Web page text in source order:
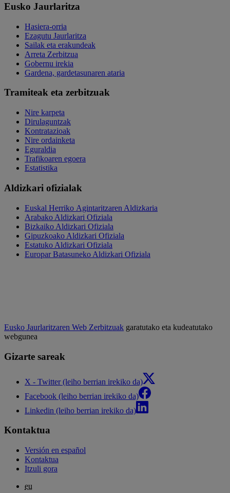
Eusko Jaurlaritza
Hasiera-orria
Ezagutu Jaurlaritza
Sailak eta erakundeak
Arreta Zerbitzua
Gobernu irekia
Gardena, gardetasunaren ataria
Tramiteak eta zerbitzuak
Nire karpeta
Dirulaguntzak
Kontratazioak
Nire ordainketa
Eguraldia
Trafikoaren egoera
Estatistika
Aldizkari ofizialak
Euskal Herriko Agintaritzaren Aldizkaria
Arabako Aldizkari Ofiziala
Bizkaiko Aldizkari Ofiziala
Gipuzkoako Aldizkari Ofiziala
Estatuko Aldizkari Ofiziala
Europar Batasuneko Aldizkari Ofiziala
Eusko Jaurlaritzaren Web Zerbitzuak garatutako eta kudeatutako
webgunea
Gizarte sareak
X - Twitter (leiho berrian irekiko da)
Facebook (leiho berrian irekiko da)
Linkedin (leiho berrian irekiko da)
Kontaktua
Versión en español
Kontaktua
Itzuli gora
eu